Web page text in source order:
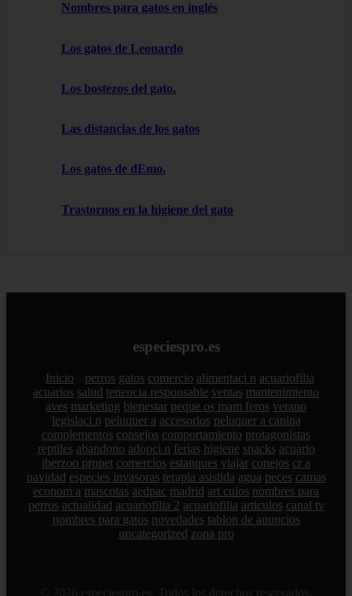
Nombres para gatos en inglés
Los gatos de Leonardo
Los bostezos del gato.
Las distancias de los gatos
Los gatos de dEmo.
Trastornos en la higiene del gato
especiespro.es
Inicio perros gatos comercio alimentaci n acuariofilia
acuarios salud tenencia responsable ventas mantenimiento
aves marketing bienestar peque os mam feros verano
legislaci n peluquer a accesorios peluquer a canina
complementos consejos comportamiento protagonistas
reptiles abandono adopci n ferias higiene snacks acuario
iberzoo propet comercios estanques viajar conejos cr a
navidad especies invasoras terapia asistida agua peces camas
econom a mascotas aedpac madrid art culos nombres para
perros actualidad acuariofilia 2 acuariofilia articulos canal tv
nombres para gatos novedades tablon de anuncios
uncategorized zona pro
© 2026 especiespro.es. Todos los derechos reservados.